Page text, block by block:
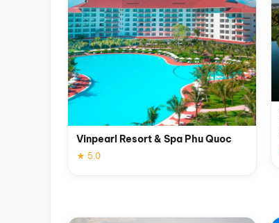
Vinpearl Resort & Spa Phu Quoc
★ 5.0